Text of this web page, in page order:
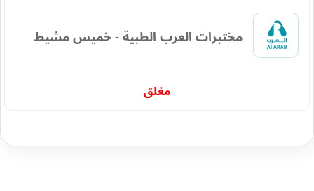
مختبرات العرب الطبية - خميس مشيط
مغلق